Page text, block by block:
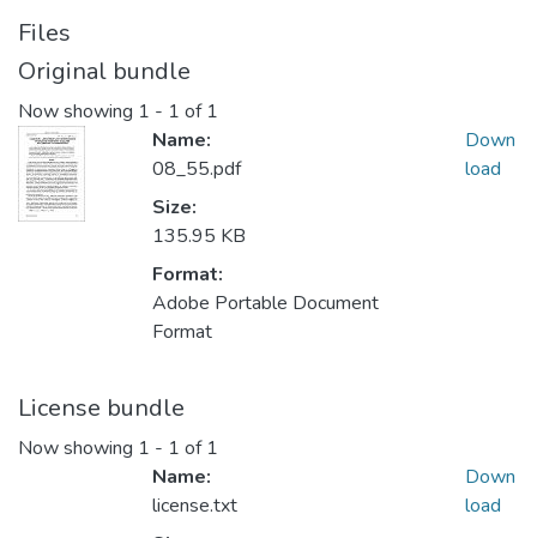
Files
Original bundle
Now showing 1 - 1 of 1
Name:
08_55.pdf
Size:
135.95 KB
Format:
Adobe Portable Document
Format
Down
load
License bundle
Now showing 1 - 1 of 1
Name:
license.txt
Down
load